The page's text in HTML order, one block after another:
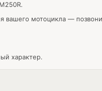
вашего мотоцикла —
характер.